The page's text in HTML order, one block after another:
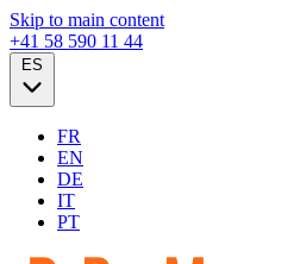
Skip to main content
+41 58 590 11 44
FR
EN
DE
IT
PT